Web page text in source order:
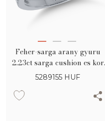
Feher-sarga arany gyuru
2.23ct sarga cushion es kor
alaku gyemantokkal es
5289155 HUF